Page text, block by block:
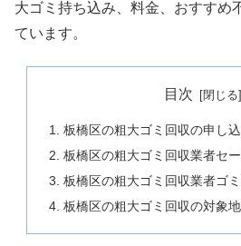
大ゴミ持ち込み、料金、おすすめ
ています。
目次
板橋区の粗大ゴミ回収の申し
板橋区の粗大ゴミ回収業者セ
板橋区の粗大ゴミ回収業者ゴ
板橋区の粗大ゴミ回収の対象